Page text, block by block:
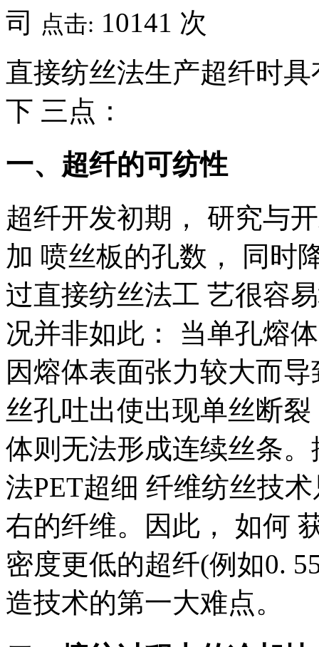
司 点击: 10141 次
直接纺丝法生产超纤时
下 三点：
一、超纤的可纺性
超纤开发初期， 研究与
加 喷丝板的孔数， 同时
过直接纺丝法工 艺很容
况并非如此： 当单孔熔
因熔体表面张力较大而
丝孔吐出使出现单丝断
体则无法形成连续丝条
法PET超细 纤维纺丝技
右的纤维。因此， 如何
密度更低的超纤(例如0.
造技术的第一大难点。